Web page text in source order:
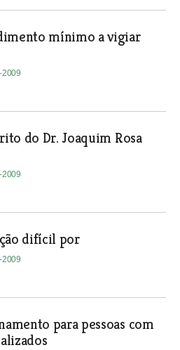
mínimo a vigiar
2009
do Dr. Joaquim Rosa
2009
difícil por
2009
para pessoas com